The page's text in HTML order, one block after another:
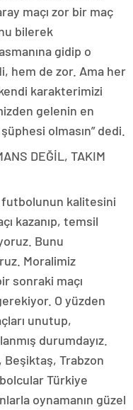
maçı zor bir maç
bilerek
gidip o
hem de zor. Ama her
karakterimizi
gelenin en
olmasın” dedi.
DEĞİL, TAKIM
kalitesini
kazanıp, temsil
Bunu
Moralimiz
sonraki maçı
O yüzden
unutup,
durumdayız.
Beşiktaş, Trabzon
Türkiye
oynamanın güzel